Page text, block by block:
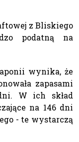
z Bliskiego
podatną na
wynika, że
zapasami
W ich skład
na 146 dni
- te wystarczą